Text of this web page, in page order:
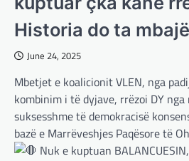
Historia do ta
June 24, 2025
Mbetjet e koalicionit VLEN, nga
kombinim i të dyjave, rrëzoi DY
suksesshme të demokracisë
bazë e Marrëveshjes Paqësore të
Nuk e kuptuan